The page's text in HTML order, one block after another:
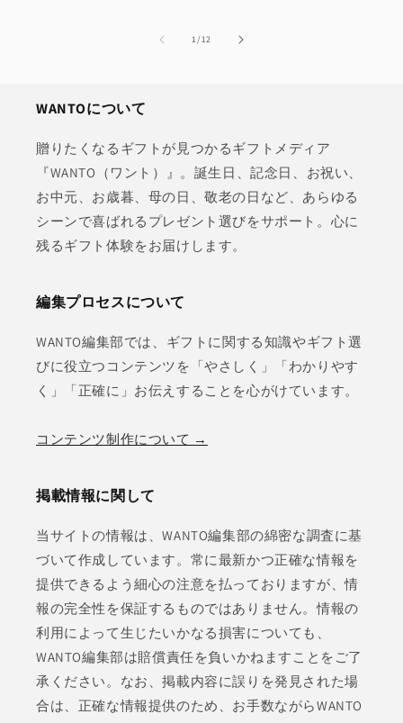
1/の
12
WANTOについて
贈りたくなるギフトが見つかるギフトメディア
『WANTO（ワント）』。誕生日、記念日、お祝い、
お中元、お歳暮、母の日、敬老の日など、あらゆる
シーンで喜ばれるプレゼント選びをサポート。心に
残るギフト体験をお届けします。
編集プロセスについて
WANTO編集部では、ギフトに関する知識やギフト選
びに役立つコンテンツを「やさしく」「わかりやす
く」「正確に」お伝えすることを心がけています。
コンテンツ制作について →
掲載情報に関して
当サイトの情報は、WANTO編集部の綿密な調査に基
づいて作成しています。常に最新かつ正確な情報を
提供できるよう細心の注意を払っておりますが、情
報の完全性を保証するものではありません。情報の
利用によって生じたいかなる損害についても、
WANTO編集部は賠償責任を負いかねますことをご了
承ください。なお、掲載内容に誤りを発見された場
合は、正確な情報提供のため、お手数ながらWANTO